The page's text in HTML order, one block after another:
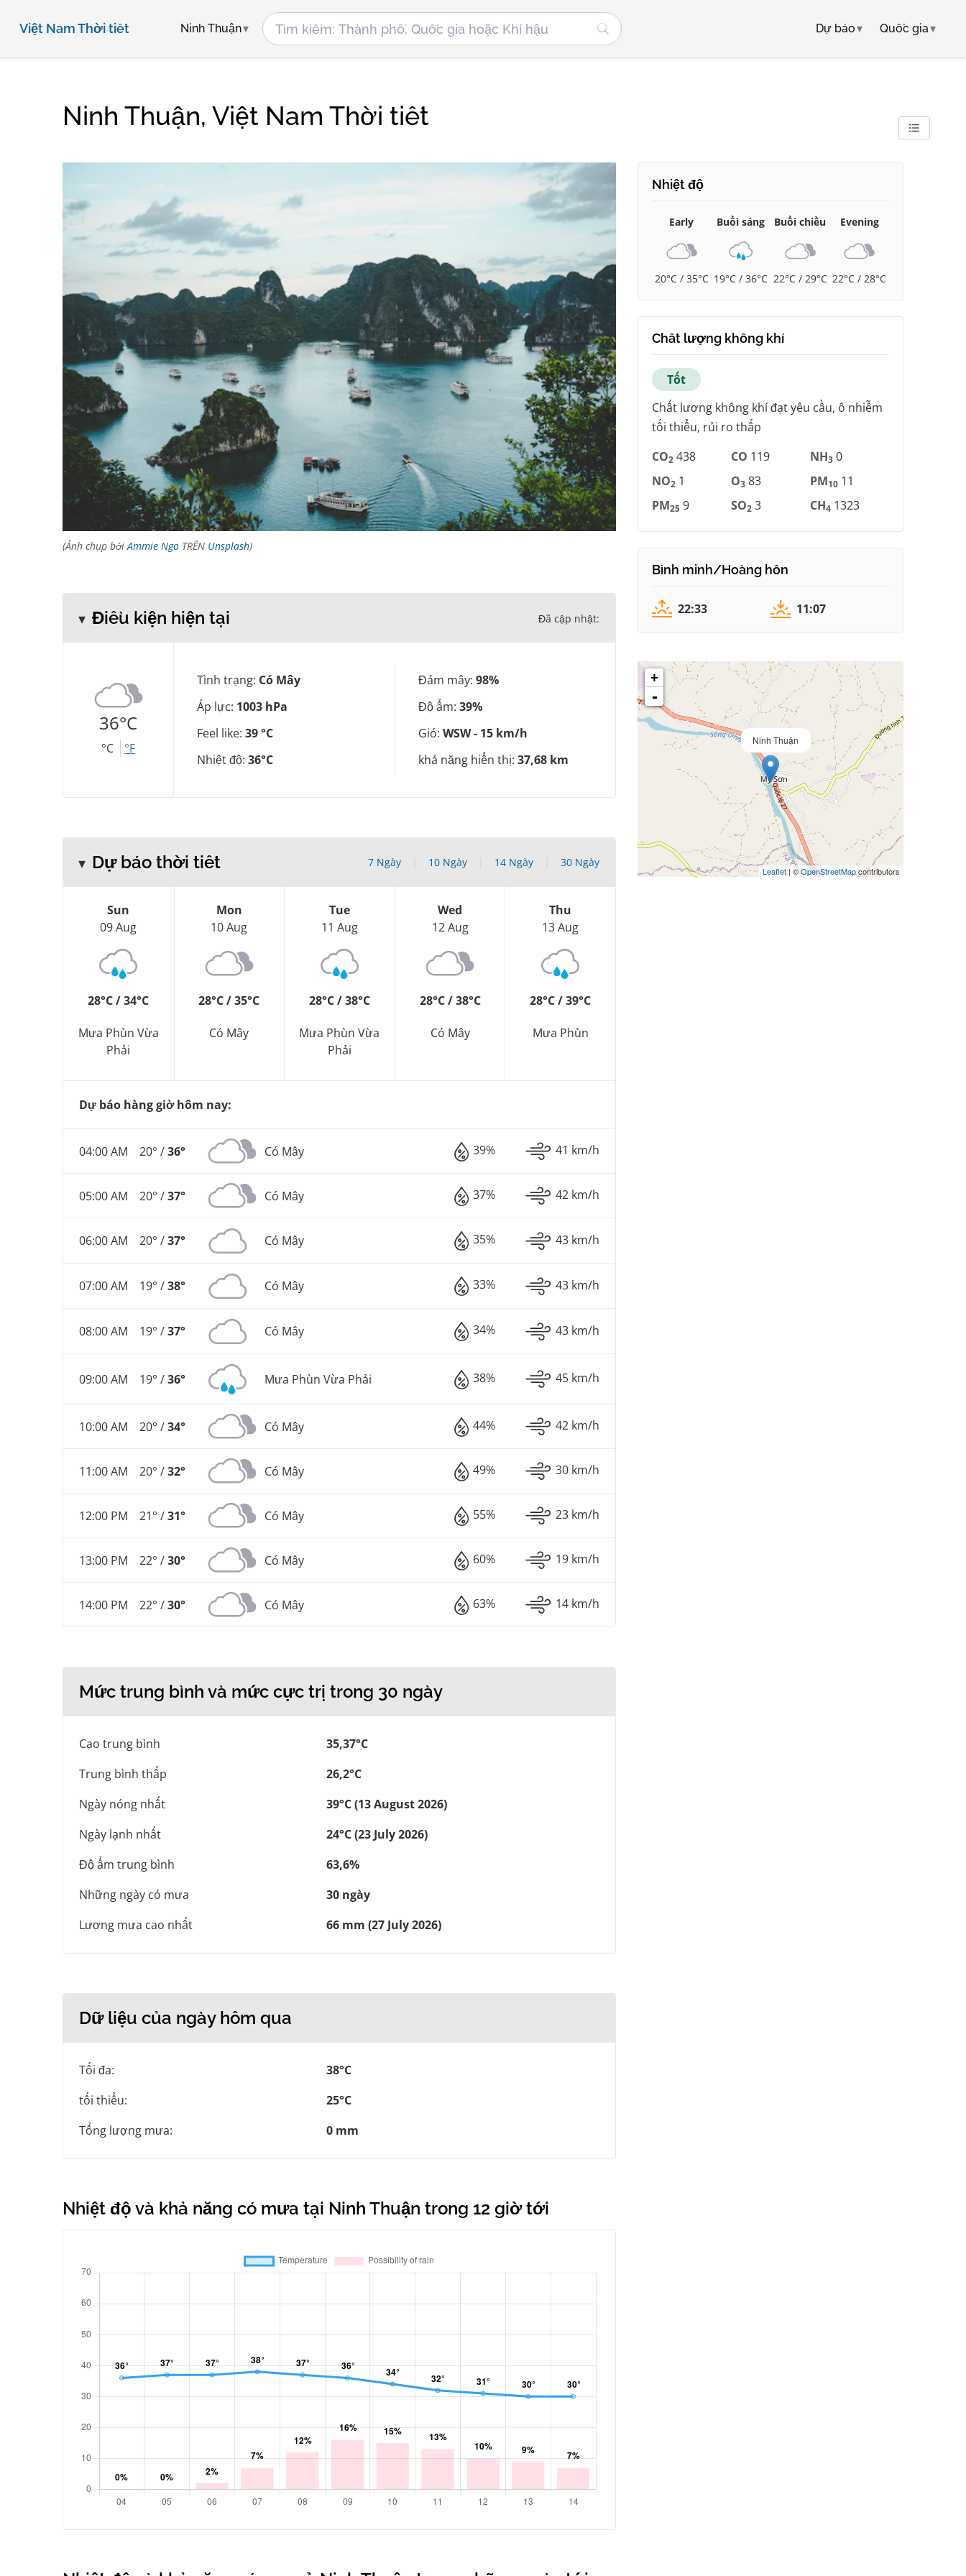
Việt Nam Thời tiết Ninh Thuận Dự báo▾ Quốc gia▾
Ninh Thuận, Việt Nam Thời tiết
(Ảnh chụp bởiAmmie Ngo TRÊN Unsplash)
Điều kiện hiện tại Đã cập nhật:
36°C
°C °F
Tình trạng: Có Mây
Áp lực: 1003 hPa
Feel like: 39 °C
Nhiệt độ: 36°C
Đám mây: 98%
Độ ẩm: 39%
Gió: WSW - 15 km/h
khả năng hiển thị: 37,68 km
Dự báo thời tiết 7 Ngày 10 Ngày 14 Ngày 30 Ngày
Sun
09 Aug
28°C / 34°C
Mưa Phùn Vừa
Phải
Mon
10 Aug
28°C / 35°C
Có Mây
Tue
11 Aug
28°C / 38°C
Mưa Phùn Vừa
Phải
Wed
12 Aug
28°C / 38°C
Có Mây
Thu
13 Aug
28°C / 39°C
Mưa Phùn
Dự báo hàng giờ hôm nay:
04:00 AM 20° /36° Có Mây 39% 41 km/h
05:00 AM 20° /37° Có Mây 37% 42 km/h
06:00 AM 20° /37° Có Mây 35% 43 km/h
07:00 AM 19° /38° Có Mây 33% 43 km/h
08:00 AM 19° /37° Có Mây 34% 43 km/h
09:00 AM 19° /36° Mưa Phùn Vừa Phải 38% 45 km/h
10:00 AM 20° /34° Có Mây 44% 42 km/h
11:00 AM 20° /32° Có Mây 49% 30 km/h
12:00 PM 21° /31° Có Mây 55% 23 km/h
13:00 PM 22° /30° Có Mây 60% 19 km/h
14:00 PM 22° /30° Có Mây 63% 14 km/h
Mức trung bình và mức cực trị trong 30 ngày
Cao trung bình
35,37°C
Trung bình thấp
26,2°C
Ngày nóng nhất
39°C (13 August 2026)
Ngày lạnh nhất
24°C (23 July 2026)
Độ ẩm trung bình
63,6%
Những ngày có mưa
30 ngày
Lượng mưa cao nhất
66 mm (27 July 2026)
Dữ liệu của ngày hôm qua
Tối đa:
38°C
tối thiểu:
25°C
Tổng lượng mưa:
0 mm
Nhiệt độ và khả năng có mưa tại Ninh Thuận trong 12 giờ tới
Nhiệt độ
Early
20°C / 35°C
Buổi sáng
19°C / 36°C
Buổi chiều
22°C / 29°C
Evening
22°C / 28°C
Chất lượng không khí
Tốt
Chất lượng không khí đạt yêu cầu, ô nhiễm
tối thiểu, rủi ro thấp
CO2 438 CO 119 NH3 0
NO2 1 O3 83 PM10 11
PM25 9 SO2 3 CH4 1323
Bình minh/Hoàng hôn
22:33 11:07
Ninh Thuận
+
-
Leaflet| ©OpenStreetMapcontributors